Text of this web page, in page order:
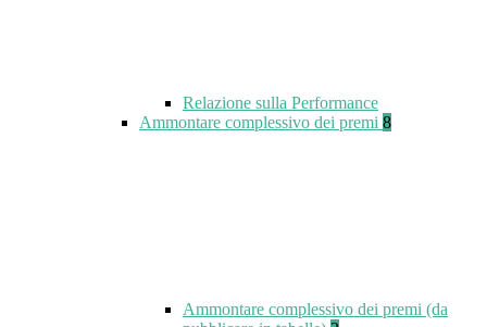
Relazione sulla Performance
Ammontare complessivo dei premi 8
Ammontare complessivo dei premi (da